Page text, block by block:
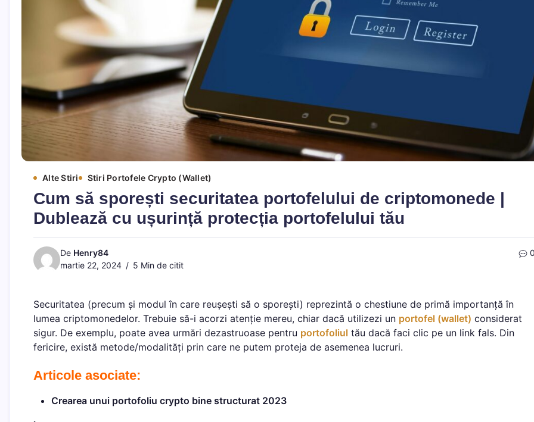
Alte Stiri Stiri Portofele Crypto (Wallet)
Cum să sporești securitatea portofelului de criptomonede |
Dublează cu ușurință protecția portofelului tău
De Henry84
martie 22, 2024
5 Min de citit
Securitatea (precum și modul în care reușești să o sporești) reprezintă o chestiune de primă importanță în
lumea criptomonedelor. Trebuie să-i acorzi atenție mereu, chiar dacă utilizezi un portofel (wallet) considerat
sigur. De exemplu, poate avea urmări dezastruoase pentru portofoliul tău dacă faci clic pe un link fals. Din
fericire, există metode/modalități prin care ne putem proteja de asemenea lucruri.
Articole asociate:
Crearea unui portofoliu crypto bine structurat 2023